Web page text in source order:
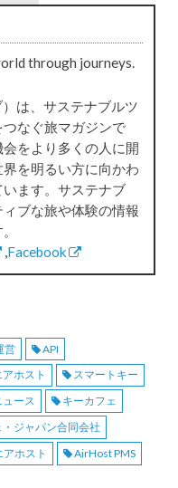
through journeys.
は、サステナブルツ
なぐ旅マガジンで
をより多くの人に開
を明るい方に向かわ
ます。サステナブ
ブな旅や体験の情報
,Facebook
営
API
ホスト
スマートキー
ュース
キーカフェ
ジャパン合同会社
アホスト AirHost PMS